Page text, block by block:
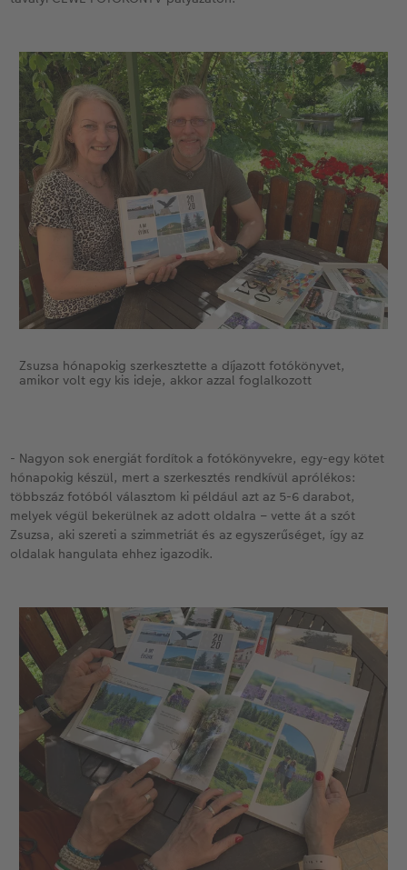
Zsuzsa hónapokig szerkesztette a díjazott fotókönyvet,
amikor volt egy kis ideje, akkor azzal foglalkozott
- Nagyon sok energiát fordítok a fotókönyvekre, egy-egy kötet
hónapokig készül, mert a szerkesztés rendkívül aprólékos:
többszáz fotóból választom ki például azt az 5-6 darabot,
melyek végül bekerülnek az adott oldalra – vette át a szót
Zsuzsa, aki szereti a szimmetriát és az egyszerűséget, így az
oldalak hangulata ehhez igazodik.